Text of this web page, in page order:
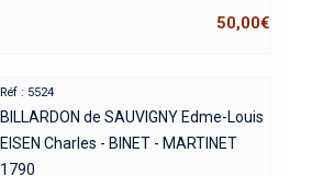
50,00€
Réf : 5524
BILLARDON de SAUVIGNY Edme-Louis
EISEN Charles - BINET - MARTINET
1790